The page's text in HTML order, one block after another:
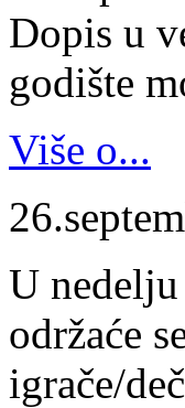
Dopis u
godište
Više o...
U
održaće
igrače/